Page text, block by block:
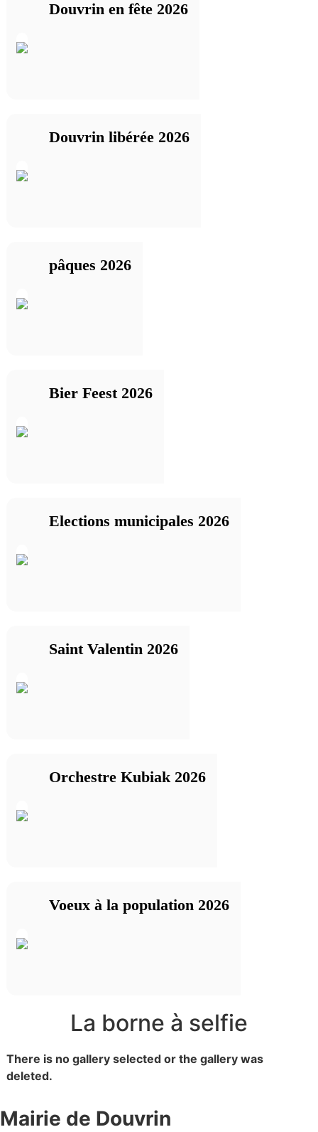
Douvrin en fête 2026
Douvrin libérée 2026
pâques 2026
Bier Feest 2026
Elections municipales 2026
Saint Valentin 2026
Orchestre Kubiak 2026
Voeux à la population 2026
La borne à selfie
There is no gallery selected or the gallery was
deleted.
Mairie de Douvrin